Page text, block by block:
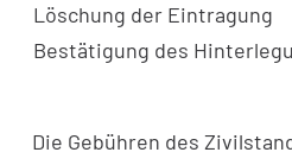
Löschung der Eintragung
Bestätigung des
Die Gebühren des